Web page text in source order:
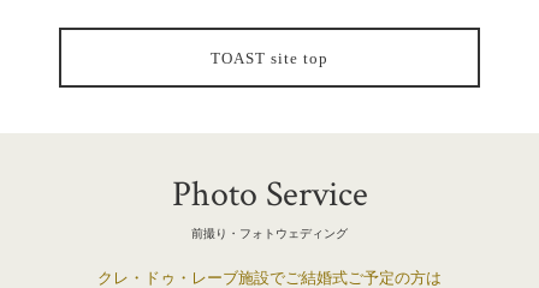
TOAST site top
Photo Service
前撮り・フォトウェディング
クレ・ドゥ・レーブ施設でご結婚式ご予定の方は